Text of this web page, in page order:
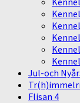
Jul-och
Flisan 4